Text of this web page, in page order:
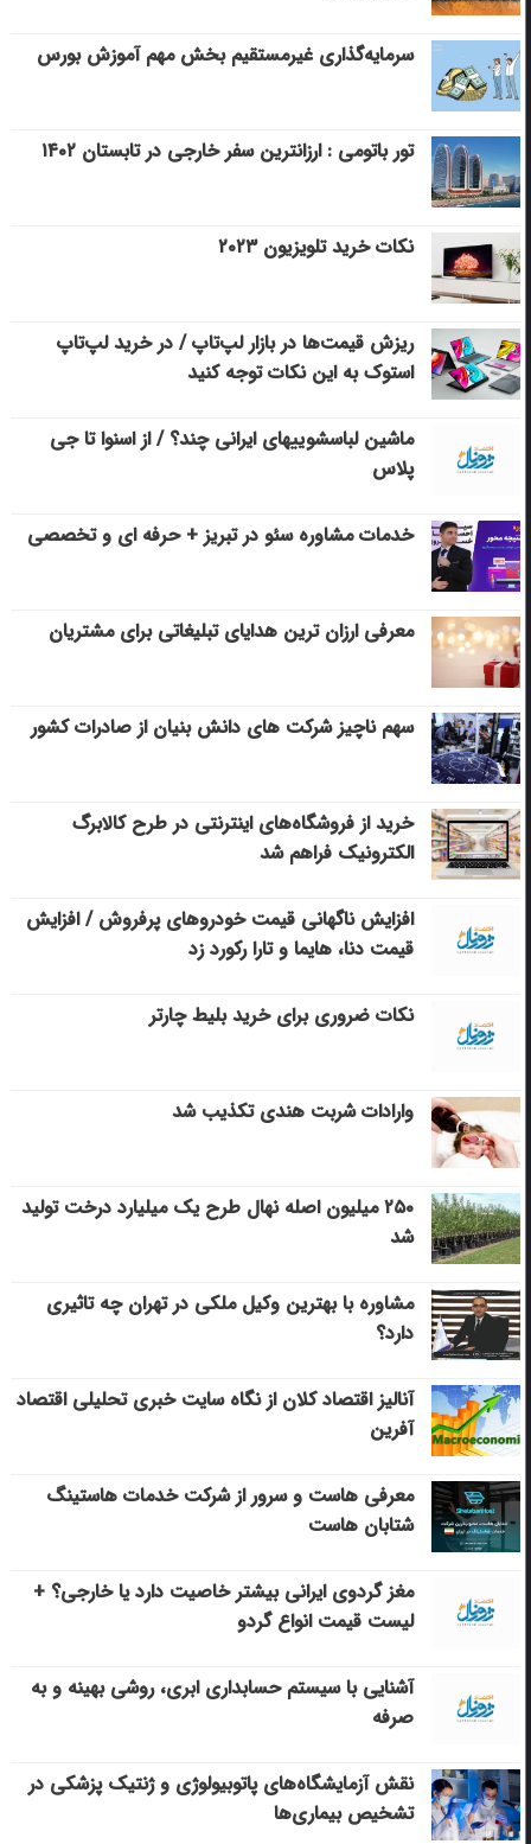
سرمایه‌گذاری غیرمستقیم بخش مهم آموزش بورس
تور باتومی : ارزانترین سفر خارجی در تابستان ۱۴۰۲
نکات خرید تلویزیون ۲۰۲۳
ریزش قیمت‌ها در بازار لپ‌تاپ / در خرید لپ‌تاپ
استوک به این نکات توجه کنید
ماشین لباسشویی‎های ایرانی چند؟ / از اسنوا تا جی
پلاس
خدمات مشاوره سئو در تبریز + حرفه ای و تخصصی
معرفی ارزان ترین هدایای تبلیغاتی برای مشتریان
سهم ناچیز شرکت های دانش بنیان از صادرات کشور
خرید از فروشگاه‌های اینترنتی در طرح کالابرگ
الکترونیک فراهم شد
افزایش ناگهانی قیمت خودروهای پرفروش / افزایش
قیمت دنا، هایما و تارا رکورد زد
نکات ضروری برای خرید بلیط چارتر
وارادات شربت هندی تکذیب شد
۲۵۰ میلیون اصله نهال طرح یک میلیارد درخت تولید
شد
مشاوره با بهترین وکیل ملکی در تهران چه تاثیری
دارد؟
آنالیز اقتصاد کلان از نگاه سایت خبری تحلیلی اقتصاد
آفرین
معرفی هاست و سرور از شرکت خدمات هاستینگ
شتابان هاست
مغز گردوی ایرانی بیشتر خاصیت دارد یا خارجی؟ +
لیست قیمت انواع گردو
آشنایی با سیستم حسابداری ابری، روشی بهینه و به
صرفه
نقش آزمایشگاه‌های پاتوبیولوژی و ژنتیک پزشکی در
تشخیص بیماری‌ها